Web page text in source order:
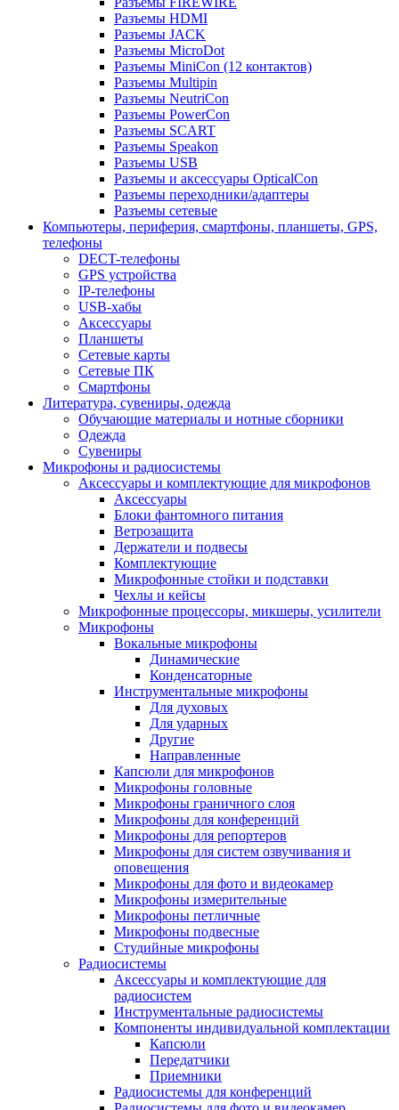
Разъемы HDMI
Разъемы JACK
Разъемы MicroDot
Разъемы MiniCon (12 контактов)
Разъемы Multipin
Разъемы NeutriCon
Разъемы PowerCon
Разъемы SCART
Разъемы Speakon
Разъемы USB
Разъемы и аксессуары OpticalCon
Разъемы переходники/адаптеры
Разъемы сетевые
Компьютеры, периферия, смартфоны, планшеты, GPS,
телефоны
DECT-телефоны
GPS устройства
IP-телефоны
USB-хабы
Аксессуары
Планшеты
Сетевые карты
Сетевые ПК
Смартфоны
Литература, сувениры, одежда
Обучающие материалы и нотные сборники
Одежда
Сувениры
Микрофоны и радиосистемы
Аксессуары и комплектующие для микрофонов
Аксессуары
Блоки фантомного питания
Ветрозащита
Держатели и подвесы
Комплектующие
Микрофонные стойки и подставки
Чехлы и кейсы
Микрофонные процессоры, микшеры, усилители
Микрофоны
Вокальные микрофоны
Динамические
Конденсаторные
Инструментальные микрофоны
Для духовых
Для ударных
Другие
Направленные
Капсюли для микрофонов
Микрофоны головные
Микрофоны граничного слоя
Микрофоны для конференций
Микрофоны для репортеров
Микрофоны для систем озвучивания и
оповещения
Микрофоны для фото и видеокамер
Микрофоны измерительные
Микрофоны петличные
Микрофоны подвесные
Студийные микрофоны
Радиосистемы
Аксессуары и комплектующие для
радиосистем
Инструментальные радиосистемы
Компоненты индивидуальной комплектации
Капсюли
Передатчики
Приемники
Радиосистемы для конференций